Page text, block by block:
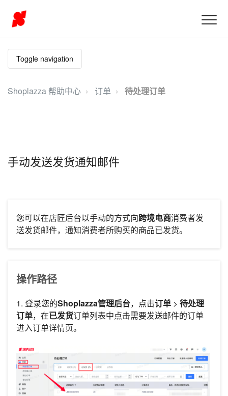
Toggle navigation
Shoplazza 帮助中心 订单 待处理订单
手动发送发货通知邮件
您可以在店匠后台以手动的方式向跨境电商消费者发
送发货邮件，通知消费者所购买的商品已发货。
操作路径
1. 登录您的Shoplazza管理后台，点击订单 > 待处理
订单，在已发货订单列表中点击需要发送邮件的订单
进入订单详情页。